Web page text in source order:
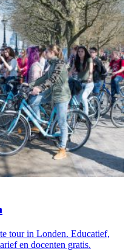
tour in Londen. Educatief,
en docenten gratis.